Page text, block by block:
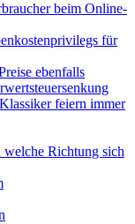
beim Online-
für
ebenfalls
feiern immer
Richtung sich